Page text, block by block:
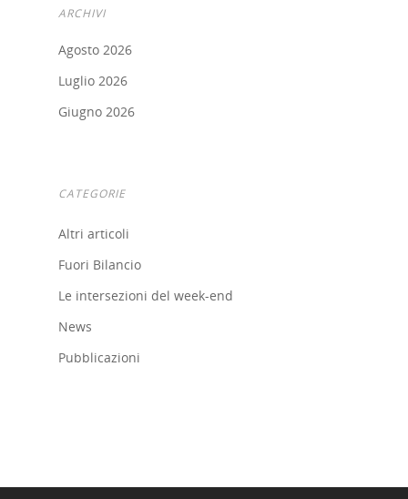
ARCHIVI
Agosto 2026
Luglio 2026
Giugno 2026
CATEGORIE
Altri articoli
Fuori Bilancio
Le intersezioni del week-end
News
Pubblicazioni